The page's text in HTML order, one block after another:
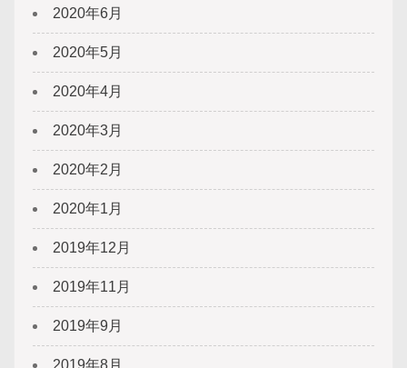
2020年6月
2020年5月
2020年4月
2020年3月
2020年2月
2020年1月
2019年12月
2019年11月
2019年9月
2019年8月